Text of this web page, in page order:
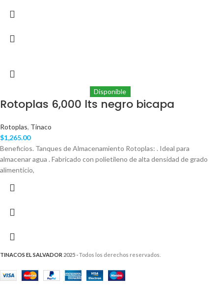
Disponible
Rotoplas 6,000 lts negro bicapa
Rotoplas, Tinaco
$1,265.00
Beneficios. Tanques de Almacenamiento Rotoplas: . Ideal para
almacenar agua . Fabricado con polietileno de alta densidad de grado
alimenticio,
TINACOS EL SALVADOR 2025 -Todos los derechos reservados.